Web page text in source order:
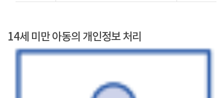
14세 미만 아동의 개인정보 처리